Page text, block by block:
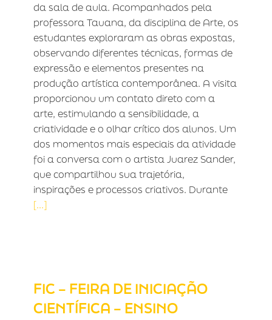
da sala de aula. Acompanhados pela
professora Tauana, da disciplina de Arte, os
estudantes exploraram as obras expostas,
observando diferentes técnicas, formas de
expressão e elementos presentes na
produção artística contemporânea. A visita
proporcionou um contato direto com a
arte, estimulando a sensibilidade, a
criatividade e o olhar crítico dos alunos. Um
dos momentos mais especiais da atividade
foi a conversa com o artista Juarez Sander,
que compartilhou sua trajetória,
inspirações e processos criativos. Durante
[...]
I
FIC – FEIRA DE INICIAÇÃO
CIENTÍFICA – ENSINO